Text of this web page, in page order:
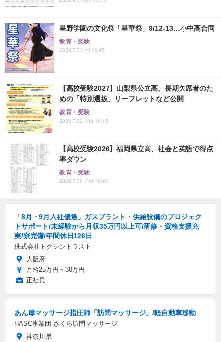
星野学園の文化祭「星華祭」9/12-13…小中高合同
教育・受験
2026.7.31 Fri 16:45
【高校受験2027】山梨県公立高、長期欠席者のた
めの「特別選抜」リーフレットなど公開
教育・受験
2026.7.30 Thu 18:15
【高校受験2026】福岡県立高、社会と英語で得点
率ダウン
教育・受験
2026.7.30 Thu 16:45
「8月・9月入社優遇」ガスプラント・供給設備のプロジェク
トサポート/未経験から月収35万円以上可/研修・資格支援充
実/寮完備/年間休日126日
株式会社トクシントラスト
大阪府
月給25万円～30万円
正社員
あん摩マッサージ指圧師「訪問マッサージ」/軽自動車移動
HASC事業団 さくら訪問マッサージ
神奈川県